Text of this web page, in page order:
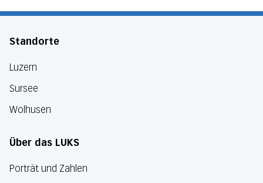
Standorte
Luzern
Sursee
Wolhusen
Über das LUKS
Porträt und Zahlen